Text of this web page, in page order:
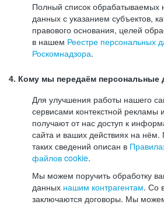
Полный список обрабатываемых
данных с указанием субъектов,
правового основания, целей
в нашем Реестре персональных
Роскомнадзора.
4. Кому мы передаём персональные
Для улучшения работы нашего
сервисами контекстной рекламы
получают от нас доступ к
сайта и ваших действиях на нём.
таких сведений описан в
файлов cookie.
Мы можем поручить обработку
данных нашим контрагентам. Со
заключаются договоры. Мы